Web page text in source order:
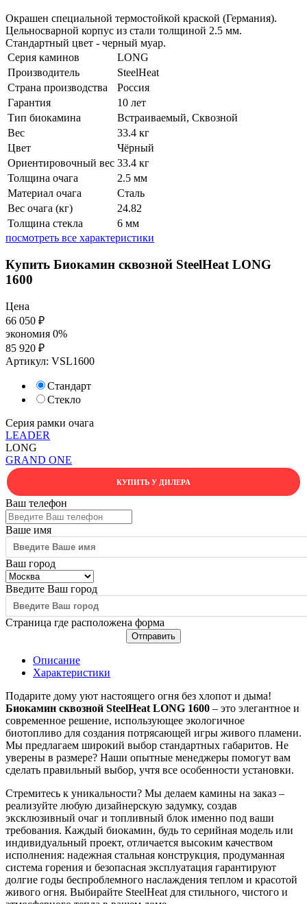
Окрашен специальной термостойкой краской (Германия).
Цельносварной корпус из стали толщиной 2.5 мм.
Стандартный цвет - черный муар.
Серия каминов
LONG
Производитель
SteelHeat
Страна производства
Россия
Гарантия
10 лет
Тип биокамина
Встраиваемый, Сквозной
Вес
33.4 кг
Цвет
Чёрный
Ориентировочный вес 33.4 кг
Толщина очага
2.5 мм
Материал очага
Сталь
Вес очага (кг)
24.82
Толщина стекла
6 мм
посмотреть все характеристики
Купить Биокамин сквозной SteelHeat LONG
1600
Цена
66 050 ₽
экономия 0%
85 920 ₽
Артикул: VSL1600
Стандарт
Стекло
Серия рамки очага
LEADER
LONG
GRAND ONE
КУПИТЬ У ДИЛЕРА
Ваш телефон
Ваше имя
Ваш город
Введите Ваш город
Страница где расположена форма
Отправить
Описание
Характеристики
Подарите дому уют настоящего огня без хлопот и дыма!
Биокамин сквозной SteelHeat LONG 1600 – это элегантное и
современное решение, использующее экологичное
биотопливо для создания потрясающей игры живого пламени.
Мы предлагаем широкий выбор стандартных габаритов. Не
уверены в размере? Наши опытные менеджеры помогут вам
сделать правильный выбор, учтя все особенности установки.
Стремитесь к уникальности? Мы делаем камины на заказ –
реализуйте любую дизайнерскую задумку, создав
эксклюзивный очаг и топливный блок именно под ваши
требования. Каждый биокамин, будь то серийная модель или
индивидуальный проект, отличается высоким качеством
исполнения: надежная стальная конструкция, продуманная
система горения и безопасная эксплуатация гарантируют
долгие годы беспроблемного наслаждения теплом и красотой
живого огня. Выбирайте SteelHeat для стильного, чистого и